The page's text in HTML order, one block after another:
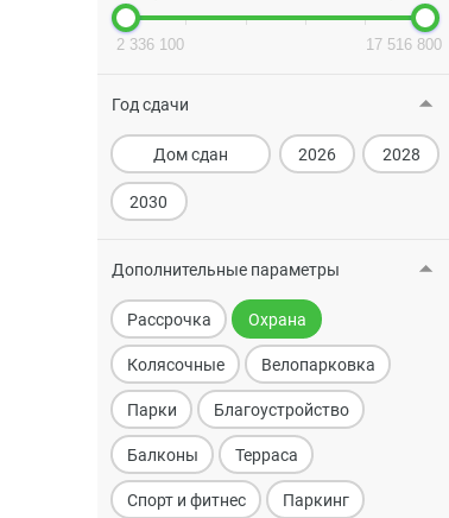
2 336 100 17 516 800
Год сдачи
Дом сдан 2026 2028
2030
Дополнительные параметры
Рассрочка Охрана
Колясочные Велопарковка
Парки Благоустройство
Балконы Терраса
Спорт и фитнес Паркинг